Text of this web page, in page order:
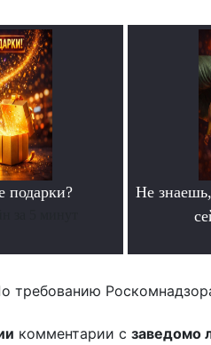
подарки?
Не
требованию
комментарии с заведомо